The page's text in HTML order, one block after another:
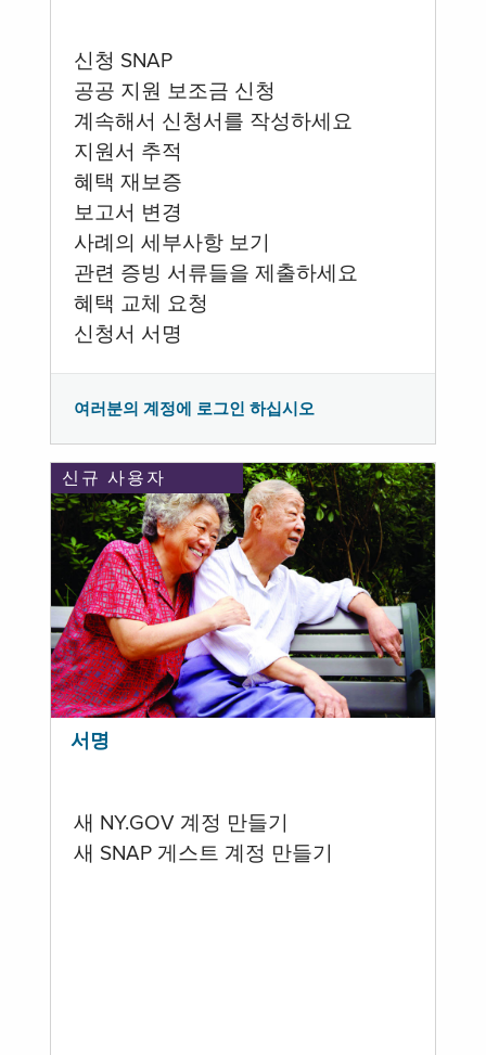
신청 SNAP
공공 지원 보조금 신청
계속해서 신청서를 작성하세요
지원서 추적
혜택 재보증
보고서 변경
사례의 세부사항 보기
관련 증빙 서류들을 제출하세요
혜택 교체 요청
신청서 서명
여러분의 계정에 로그인 하십시오
신규 사용자
서명
새 NY.GOV 계정 만들기
새 SNAP 게스트 계정 만들기